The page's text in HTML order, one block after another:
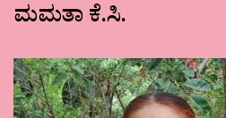
ಮಮತಾ ಕೆ.ಸಿ.